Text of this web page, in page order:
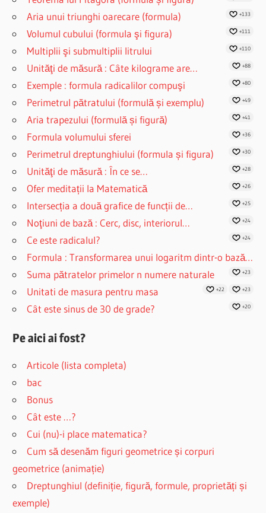
Aria unui triunghi oarecare (formula)
+133
Volumul cubului (formula şi figura) +111
Multiplii şi submultiplii litrului +110
Unităţi de măsură : Câte kilograme are… +88
Exemple : formula radicalilor compuşi +80
Perimetrul pătratului (formulă și exemplu) +49
Aria trapezului (formulă și figură) +41
Formula volumului sferei +36
Perimetrul dreptunghiului (formula și figura) +30
Unităţi de măsură : În ce se… +28
Ofer meditații la Matematică +26
Intersecția a două grafice de funcții de… +25
Noţiuni de bază : Cerc, disc, interiorul… +24
Ce este radicalul? +24
Formula : Transformarea unui logaritm dintr-o bază…
+23
Suma pătratelor primelor n numere naturale
+23
Unitati de masura pentru masa +22
Cât este sinus de 30 de grade? +20
Pe aici ai fost?
Articole (lista completa)
bac
Bonus
Cât este …?
Cui (nu)-i place matematica?
Cum să desenăm figuri geometrice și corpuri
geometrice (animație)
Dreptunghiul (definiție, figură, formule, proprietăți și
exemple)